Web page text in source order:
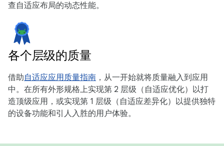
查自适应布局的动态性能。
各个层级的质量
借助自适应应用质量指南 ，从一开始就将质量融入到应用
中。在所有外形规格上实现第 2 层级（自适应优化）以打
造顶级应用，或实现第 1 层级（自适应差异化）以提供独特
的设备功能和引人入胜的用户体验。